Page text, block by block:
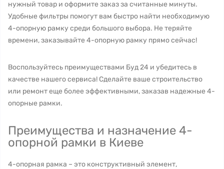
нужный товар и оформите заказ за считанные минуты.
Удобные фильтры помогут вам быстро найти необходимую
4-опорную рамку среди большого выбора. Не теряйте
времени, заказывайте 4-опорную рамку прямо сейчас!
Воспользуйтесь преимуществами Буд 24 и убедитесь в
качестве нашего сервиса! Сделайте ваше строительство
или ремонт еще более эффективными, заказав надежные 4-
опорные рамки.
Преимущества и назначение 4-
опорной рамки в Киеве
4-опорная рамка – это конструктивный элемент,